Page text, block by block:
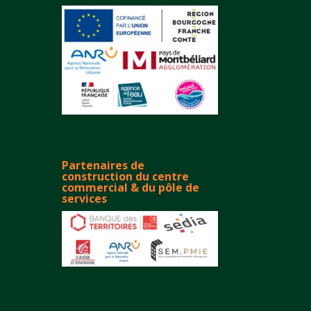
Partenaires de
construction du centre
commercial & du pôle de
services